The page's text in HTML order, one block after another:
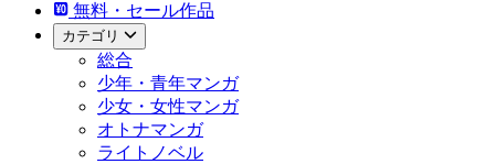
無料・セール作品
カテゴリ
総合
少年・青年マンガ
少女・女性マンガ
オトナマンガ
ライトノベル